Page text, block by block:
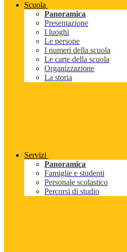
Scuola
Panoramica
Presentazione
I luoghi
Le persone
I numeri della scuola
Le carte della scuola
Organizzazione
La storia
Servizi
Panoramica
Famiglie e studenti
Personale scolastico
Percorsi di studio